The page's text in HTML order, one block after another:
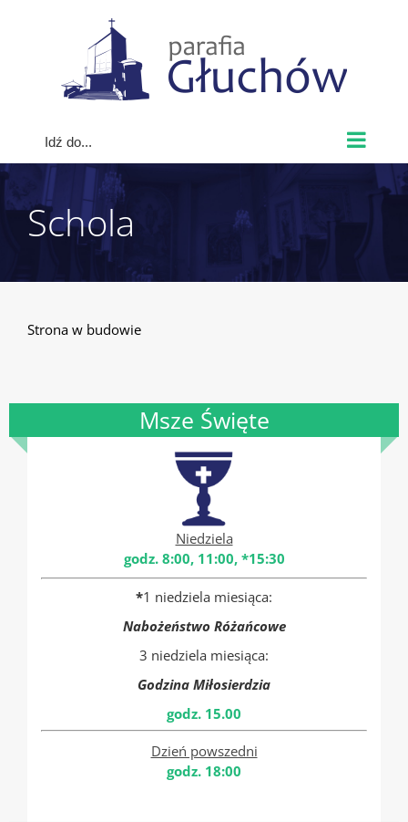
Idź do...
Schola
Strona w budowie
Msze Święte
Niedziela
godz. 8:00, 11:00, *15:30
*1 niedziela miesiąca:
Nabożeństwo Różańcowe
3 niedziela miesiąca:
Godzina Miłosierdzia
godz. 15.00
Dzień powszedni
godz. 18:00